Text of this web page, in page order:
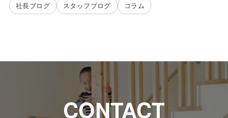
社長ブログ スタッフブログ コラム
CONTACT